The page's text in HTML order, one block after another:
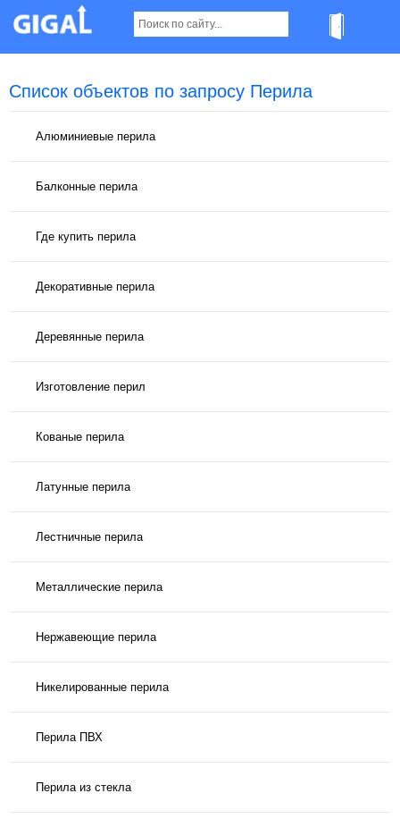
Список объектов по запросу Перила
Алюминиевые перила
Балконные перила
Где купить перила
Декоративные перила
Деревянные перила
Изготовление перил
Кованые перила
Латунные перила
Лестничные перила
Металлические перила
Нержавеющие перила
Никелированные перила
Перила ПВХ
Перила из стекла